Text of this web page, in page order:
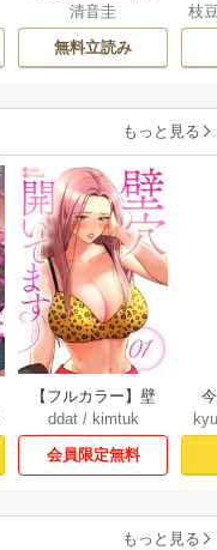
うつ
清音圭
無料立読み
国
枝
もっと見る
【フルカラー】壁
穴開いてます 1巻
ddat/ kimtuk
会員限定無料
もっと見る